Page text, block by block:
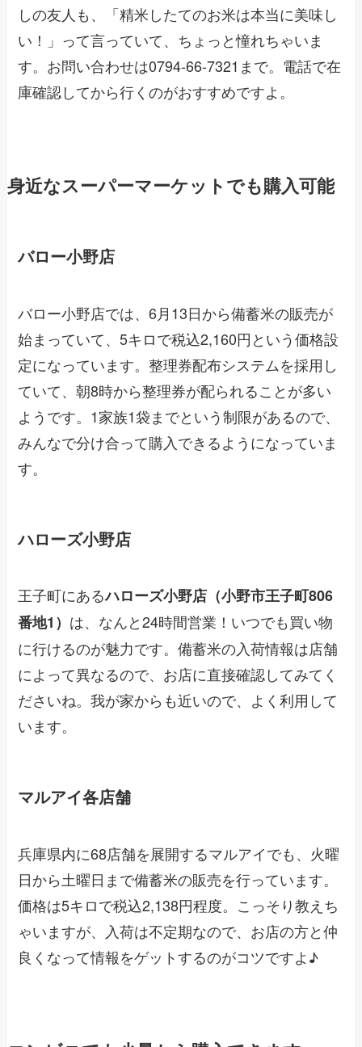
しの友人も、「精米したてのお米は本当に美味し
い！」って言っていて、ちょっと憧れちゃいま
す。お問い合わせは0794-66-7321まで。電話で在
庫確認してから行くのがおすすめですよ。
身近なスーパーマーケットでも購入可能
バロー小野店
バロー小野店では、6月13日から備蓄米の販売が
始まっていて、5キロで税込2,160円という価格設
定になっています。整理券配布システムを採用し
ていて、朝8時から整理券が配られることが多い
ようです。1家族1袋までという制限があるので、
みんなで分け合って購入できるようになっていま
す。
ハローズ小野店
王子町にあるハローズ小野店（小野市王子町806
番地1） は、なんと24時間営業！いつでも買い物
に行けるのが魅力です。備蓄米の入荷情報は店舗
によって異なるので、お店に直接確認してみてく
ださいね。我が家からも近いので、よく利用して
います。
マルアイ各店舗
兵庫県内に68店舗を展開するマルアイでも、火曜
日から土曜日まで備蓄米の販売を行っています。
価格は5キロで税込2,138円程度。こっそり教えち
ゃいますが、入荷は不定期なので、お店の方と仲
良くなって情報をゲットするのがコツですよ♪